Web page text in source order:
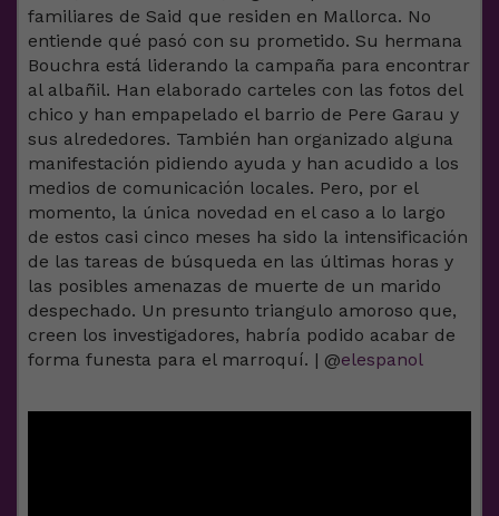
familiares de Said que residen en Mallorca. No
entiende qué pasó con su prometido. Su hermana
Bouchra está liderando la campaña para encontrar
al albañil. Han elaborado carteles con las fotos del
chico y han empapelado el barrio de Pere Garau y
sus alrededores. También han organizado alguna
manifestación pidiendo ayuda y han acudido a los
medios de comunicación locales. Pero, por el
momento, la única novedad en el caso a lo largo
de estos casi cinco meses ha sido la intensificación
de las tareas de búsqueda en las últimas horas y
las posibles amenazas de muerte de un marido
despechado. Un presunto triangulo amoroso que,
creen los investigadores, habría podido acabar de
forma funesta para el marroquí. | @elespanol